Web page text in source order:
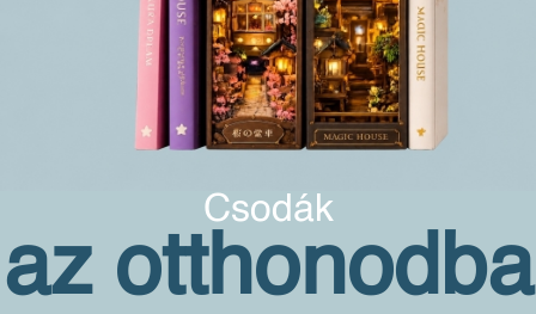
Csodák
az otthonodba